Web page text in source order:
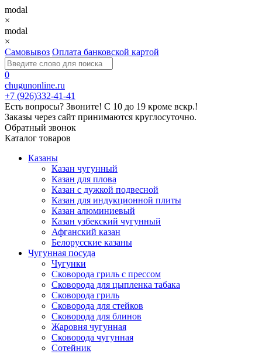
modal
×
modal
×
Самовывоз Оплата банковской картой
0
chugunonline.ru
+7 (926)332-41-41
Есть вопросы? Звоните! С 10 до 19 кроме вскр.!
Заказы через сайт принимаются круглосуточно.
Обратный звонок
Каталог товаров
Казаны
Казан чугунный
Казан для плова
Казан с дужкой подвесной
Казан для индукционной плиты
Казан алюминиевый
Казан узбекский чугунный
Афганский казан
Белорусские казаны
Чугунная посуда
Чугунки
Сковорода гриль с прессом
Сковорода для цыпленка табака
Сковорода гриль
Сковорода для стейков
Сковорода для блинов
Жаровня чугунная
Сковорода чугунная
Сотейник